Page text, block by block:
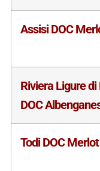
Assisi DOC
Riviera Ligure
DOC
Todi DOC